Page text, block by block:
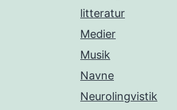
litteratur
Medier
Musik
Navne
Neurolingvistik